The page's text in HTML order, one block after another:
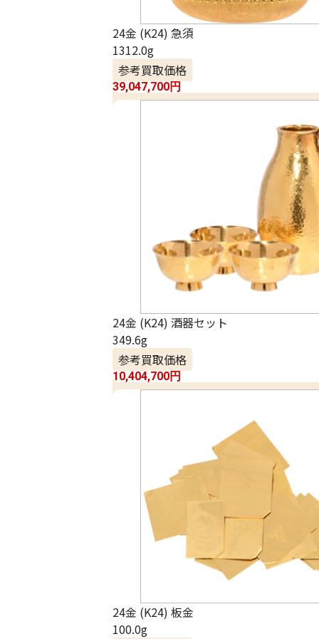
24金 (K24) 急須
1312.0g
参考買取価格
39,047,700円
24金 (K24) 酒器セット
349.6g
参考買取価格
10,404,700円
24金 (K24) 板金
100.0g